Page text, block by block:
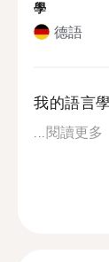
學
德語
我的語言
閱讀更多